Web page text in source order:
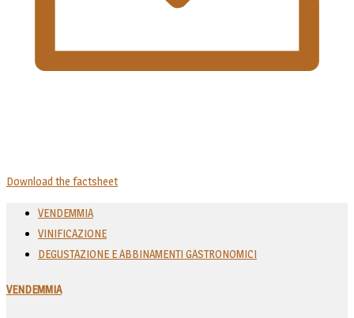
Download the factsheet
VENDEMMIA
VINIFICAZIONE
DEGUSTAZIONE E ABBINAMENTI GASTRONOMICI
VENDEMMIA